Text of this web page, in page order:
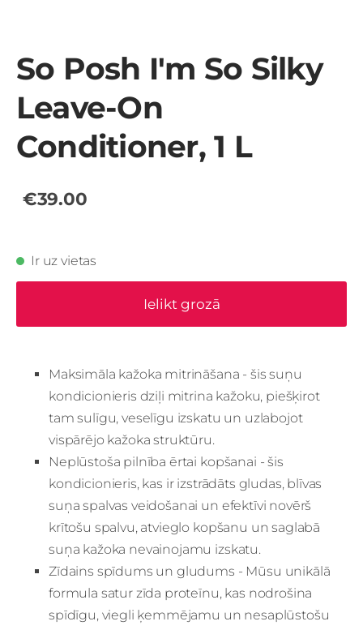
So Posh I'm So Silky
Leave-On
Conditioner, 1 L
€39.00
Ir uz vietas
Ielikt grozā
Maksimāla kažoka mitrināšana - šis suņu
kondicionieris dziļi mitrina kažoku, piešķirot
tam sulīgu, veselīgu izskatu un uzlabojot
vispārējo kažoka struktūru.
Neplūstoša pilnība ērtai kopšanai - šis
kondicionieris, kas ir izstrādāts gludas, blīvas
suņa spalvas veidošanai un efektīvi novērš
krītošu spalvu, atvieglo kopšanu un saglabā
suņa kažoka nevainojamu izskatu.
Zīdains spīdums un gludums - Mūsu unikālā
formula satur zīda proteīnu, kas nodrošina
spīdīgu, viegli ķemmējamu un nesaplūstošu